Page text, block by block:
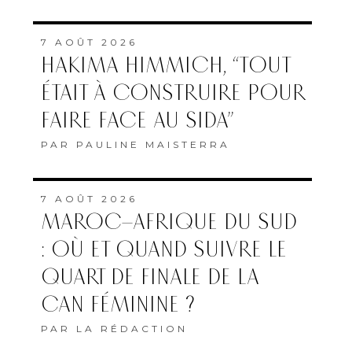
7 AOÛT 2026
HAKIMA HIMMICH, “TOUT
ÉTAIT À CONSTRUIRE POUR
FAIRE FACE AU SIDA”
PAR PAULINE MAISTERRA
7 AOÛT 2026
MAROC–AFRIQUE DU SUD
: OÙ ET QUAND SUIVRE LE
QUART DE FINALE DE LA
CAN FÉMININE ?
PAR LA RÉDACTION